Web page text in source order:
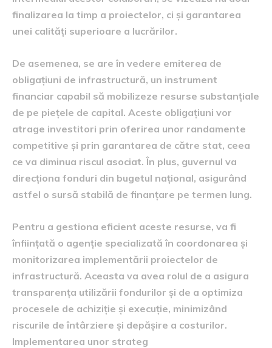
finalizarea la timp a proiectelor, ci și garantarea
unei calități superioare a lucrărilor.
De asemenea, se are în vedere emiterea de
obligațiuni de infrastructură, un instrument
financiar capabil să mobilizeze resurse substanțiale
de pe piețele de capital. Aceste obligațiuni vor
atrage investitori prin oferirea unor randamente
competitive și prin garantarea de către stat, ceea
ce va diminua riscul asociat. În plus, guvernul va
direcționa fonduri din bugetul național, asigurând
astfel o sursă stabilă de finanțare pe termen lung.
Pentru a gestiona eficient aceste resurse, va fi
înființată o agenție specializată în coordonarea și
monitorizarea implementării proiectelor de
infrastructură. Aceasta va avea rolul de a asigura
transparența utilizării fondurilor și de a optimiza
procesele de achiziție și execuție, minimizând
riscurile de întârziere și depășire a costurilor.
Implementarea unor strateg